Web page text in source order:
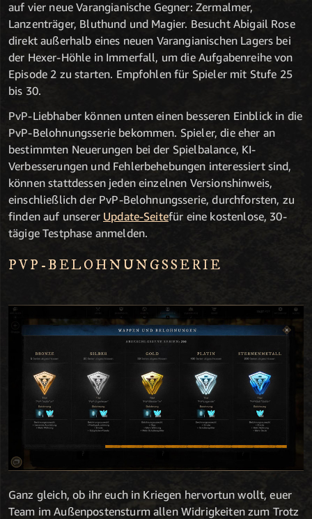
auf vier neue Varangianische Gegner: Zermalmer,
Lanzenträger, Bluthund und Magier. Besucht Abigail Rose
direkt außerhalb eines neuen Varangianischen Lagers bei
der Hexer-Höhle in Immerfall, um die Aufgabenreihe von
Episode 2 zu starten. Empfohlen für Spieler mit Stufe 25
bis 30.
PvP-Liebhaber können unten einen besseren Einblick in die
PvP-Belohnungsserie bekommen. Spieler, die eher an
bestimmten Neuerungen bei der Spielbalance, KI-
Verbesserungen und Fehlerbehebungen interessiert sind,
können stattdessen jeden einzelnen Versionshinweis,
einschließlich der PvP-Belohnungsserie, durchforsten, zu
finden auf unserer Update-Seitefür eine kostenlose, 30-
tägige Testphase anmelden.
PVP-BELOHNUNGSSERIE
Ganz gleich, ob ihr euch in Kriegen hervortun wollt, euer
Team im Außenpostensturm allen Widrigkeiten zum Trotz